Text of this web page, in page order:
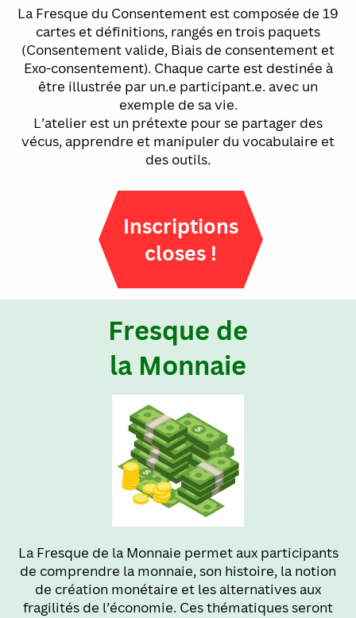
La Fresque du Consentement est composée de 19
cartes et définitions, rangés en trois paquets
(Consentement valide, Biais de consentement et
Exo-consentement). Chaque carte est destinée à
être illustrée par un.e participant.e. avec un
exemple de sa vie.
L’atelier est un prétexte pour se partager des
vécus, apprendre et manipuler du vocabulaire et
des outils.
Inscriptions
closes !
Fresque de
la Monnaie
La Fresque de la Monnaie permet aux participants
de comprendre la monnaie, son histoire, la notion
de création monétaire et les alternatives aux
fragilités de l’économie. Ces thématiques seront